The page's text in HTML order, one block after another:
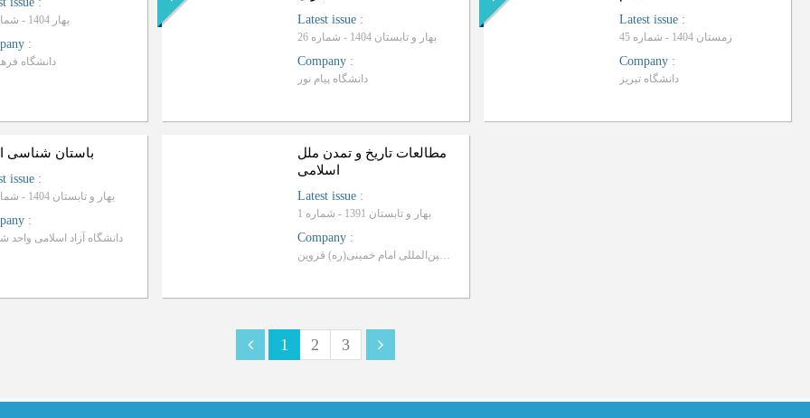
بهار 1404 - شماره 21
:
دانشگاه
Latest issue :
بهار و تابستان 1404 - شماره 26
Company :
دانشگاه پیام نور
Latest issue :
زمستان 1404 - شماره 45
Company :
دانشگاه تبریز
باستان شناسی
issue :
بهار و تابستان 1404 - شماره 28
:
دانشگاه آزاد اسلامی واحد
مطالعات تاریخ و تمدن ملل
اسلامی
Latest issue :
بهار و تابستان 1391 - شماره 1
Company :
دانشگاه بین‌المللی امام خمینی(ره) قزوین
1 2 3